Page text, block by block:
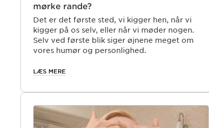
mørke rande?
Det er det første sted, vi kigger hen, når vi
kigger på os selv, eller når vi møder nogen.
Selv ved første blik siger øjnene meget om
vores humør og personlighed.
LÆS MERE